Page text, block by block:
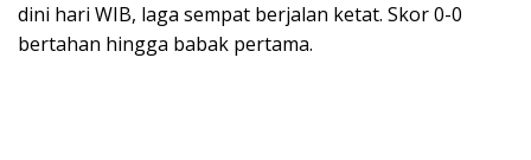
dini hari WIB, laga sempat berjalan ketat. Skor 0-0
bertahan hingga babak pertama.